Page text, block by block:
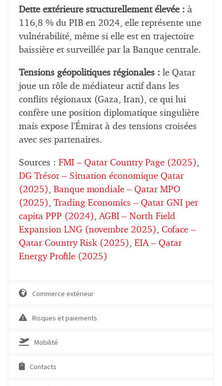
Dette extérieure structurellement élevée : à
116,8 % du PIB en 2024, elle représente une
vulnérabilité, même si elle est en trajectoire
baissière et surveillée par la Banque centrale.
Tensions géopolitiques régionales : le Qatar
joue un rôle de médiateur actif dans les
conflits régionaux (Gaza, Iran), ce qui lui
confère une position diplomatique singulière
mais expose l’Émirat à des tensions croisées
avec ses partenaires.
Sources : FMI – Qatar Country Page (2025),
DG Trésor – Situation économique Qatar
(2025), Banque mondiale – Qatar MPO
(2025), Trading Economics – Qatar GNI per
capita PPP (2024),AGBI – North Field
Expansion LNG (novembre 2025), Coface –
Qatar Country Risk (2025), EIA – Qatar
Energy Profile (2025)
Commerce extérieur
Risques et paiements
Mobilité
Contacts